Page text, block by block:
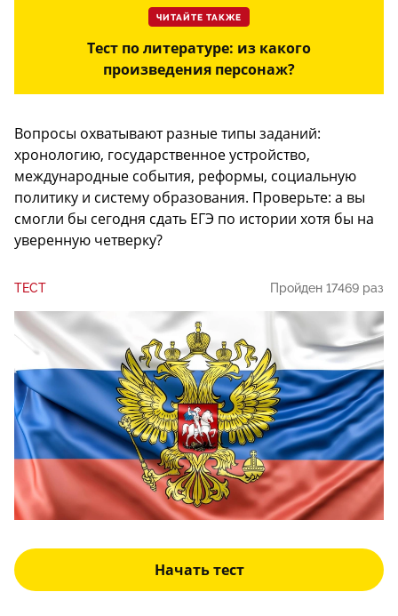
ЧИТАЙТЕ ТАКЖЕ
Тест по литературе: из какого
произведения персонаж?
Вопросы охватывают разные типы заданий:
хронологию, государственное устройство,
международные события, реформы, социальную
политику и систему образования. Проверьте: а вы
смогли бы сегодня сдать ЕГЭ по истории хотя бы на
уверенную четверку?
ТЕСТ Пройден 17469 раз
Начать тест